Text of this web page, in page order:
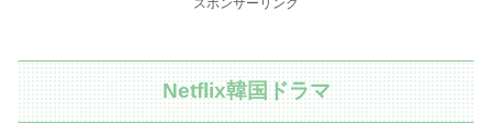
スポンサーリンク
Netflix韓国ドラマ